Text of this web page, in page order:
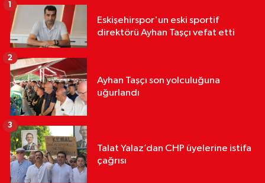
Eskişehirspor'un eski sportif
direktörü Ayhan Taşçı vefat etti
1
Ayhan Taşçı son yolculuğuna
uğurlandı
2
Talat Yalaz’dan CHP üyelerine istifa
çağrısı
3